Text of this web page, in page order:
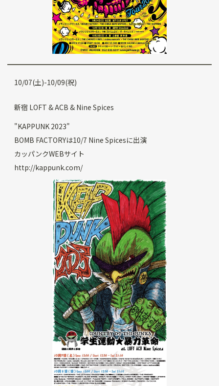
10/07(土)-10/09(祝)
新宿 LOFT & ACB & Nine Spices
"KAPPUNK 2023"
BOMB FACTORYは10/7 Nine Spicesに出演
カッパンクWEBサイト
http://kappunk.com/